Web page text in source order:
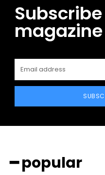
magazine
━ popular